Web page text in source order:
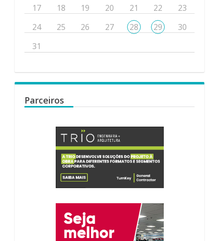
17 18 19 20 21 22
23
24
25 26 27 28 29
30
31
Parceiros